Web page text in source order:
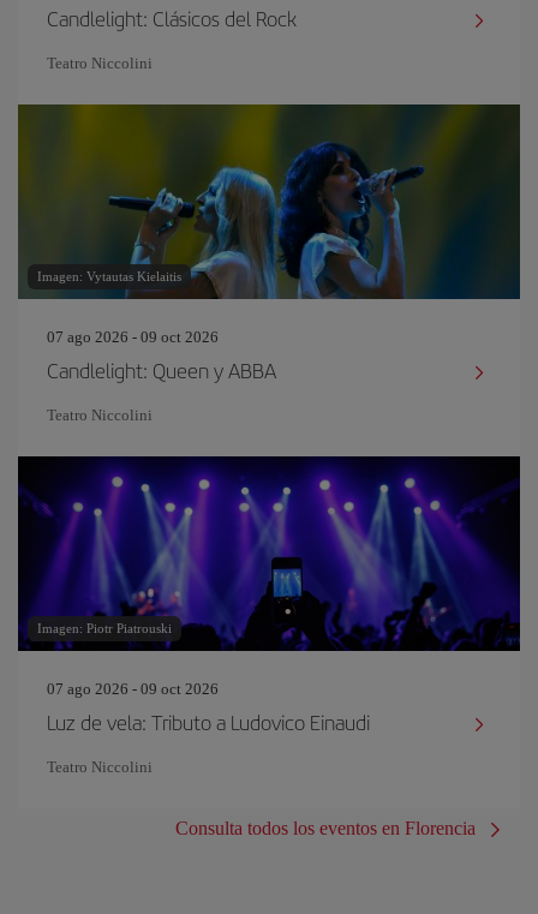
Candlelight: Clásicos del Rock
Teatro Niccolini
Imagen: Vytautas Kielaitis
07 ago 2026 - 09 oct 2026
Candlelight: Queen y ABBA
Teatro Niccolini
Imagen: Piotr Piatrouski
07 ago 2026 - 09 oct 2026
Luz de vela: Tributo a Ludovico Einaudi
Teatro Niccolini
Consulta todos los eventos en Florencia